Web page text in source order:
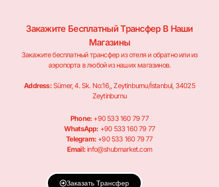
Закажите Бесплатный Трансфер В Наши
Магазины
Закажите бесплатный трансфер из отеля и обратно или из
аэропорта в любой из наших магазинов.
Address:Sümer, 4. Sk. No:16,, Zeytinburnu/İstanbul, 34025
Zeytinburnu
Phone: +90 533 160 79 77
WhatsApp: +90 533 160 79 77
Telegram: +90 533 160 79 77
Email: info@shubmarket.com
Заказать Трансфер